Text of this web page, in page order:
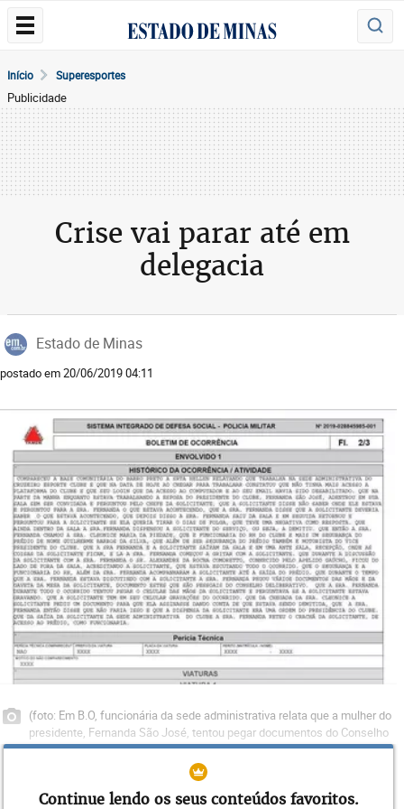
Início Superesportes
Publicidade
Crise vai parar até em
delegacia
Estado de Minas
postado em 20/06/2019 04:11
(foto: Em B.O, funcionária da sede administrativa relata que a mulher do
presidente, Fernanda São José, tentou pegar documentos do Conselho
Deliberativo)
Continue lendo os seus conteúdos favoritos.